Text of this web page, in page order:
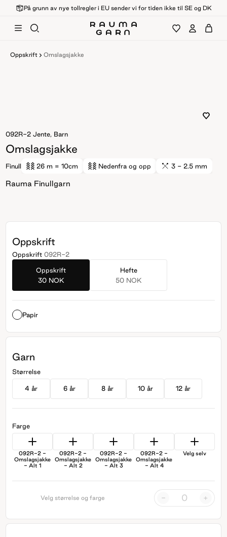
På grunn av nye tollregler i EU sender vi for tiden ikke til SE og DK
Oppskrift Omslagsjakke
092R-2 Jente, Barn
Omslagsjakke
Finull 26 m = 10cm Nedenfra og opp 3 - 2.5 mm
Rauma Finullgarn
Oppskrift
Oppskrift 092R-2
Oppskrift
30 NOK
Hefte
50 NOK
Papir
Garn
Størrelse
4 år 6 år 8 år 10 år 12 år
Farge
092R-2 -
Omslagsjakke
- Alt 1
092R-2 -
Omslagsjakke
- Alt 2
092R-2 -
Omslagsjakke
- Alt 3
092R-2 -
Omslagsjakke
- Alt 4
Velg selv
Velg størrelse og farge - +